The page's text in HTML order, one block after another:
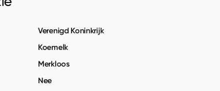
Verenigd Koninkrijk
Koemelk
Merkloos
Nee